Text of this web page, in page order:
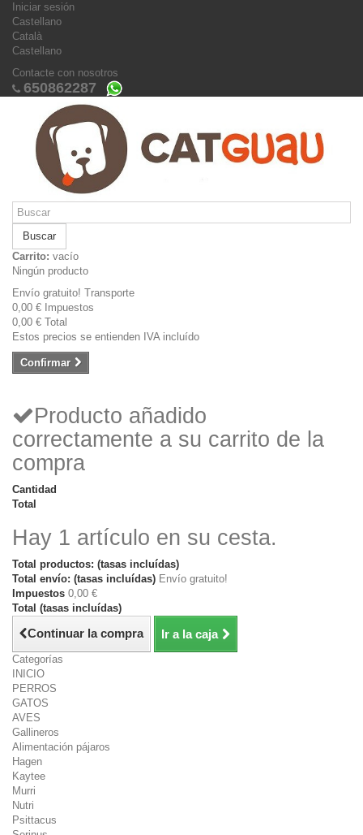
Iniciar sesión
Castellano
Català
Castellano
Contacte con nosotros
650862287
Buscar
Carrito: vacío
Ningún producto
Envío gratuito! Transporte
0,00 € Impuestos
0,00 € Total
Estos precios se entienden IVA incluído
Confirmar
Producto añadido
correctamente a su carrito de la
compra
Cantidad
Total
Hay 1 artículo en su cesta.
Total productos: (tasas incluídas)
Total envío: (tasas incluídas) Envío gratuito!
Impuestos 0,00 €
Total (tasas incluídas)
Continuar la compra Ir a la caja
Categorías
INICIO
PERROS
GATOS
AVES
Gallineros
Alimentación pájaros
Hagen
Kaytee
Murri
Nutri
Psittacus